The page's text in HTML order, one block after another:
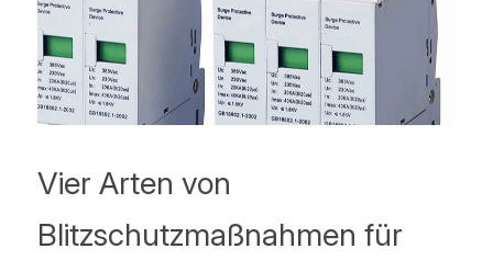
Vier Arten von
Blitzschutzmaßnahmen für